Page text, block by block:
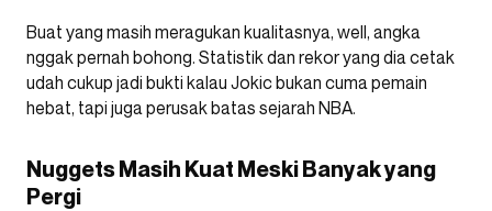
Buat yang masih meragukan kualitasnya, well, angka
nggak pernah bohong. Statistik dan rekor yang dia cetak
udah cukup jadi bukti kalau Jokic bukan cuma pemain
hebat, tapi juga perusak batas sejarah NBA.
Nuggets Masih Kuat Meski Banyak yang
Pergi